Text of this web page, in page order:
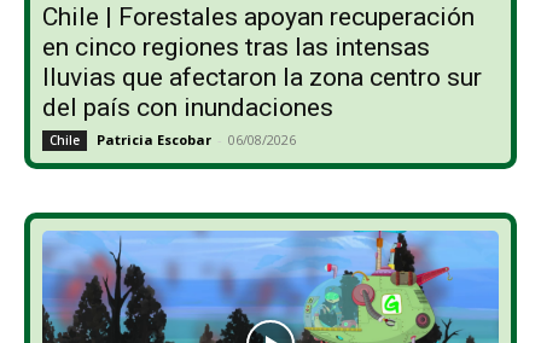
Chile | Forestales apoyan recuperación
en cinco regiones tras las intensas
lluvias que afectaron la zona centro sur
del país con inundaciones
Chile Patricia Escobar - 06/08/2026